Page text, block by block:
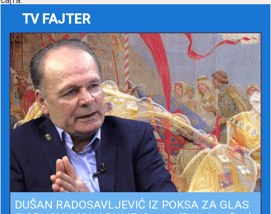
DUŠAN RADOSAVLJEVIĆ IZ POKSA ZA GLAS
O OBNOVI MONARHIJE: Samo KRALJ može d
a ujed...
2021-02-08 18:55:38